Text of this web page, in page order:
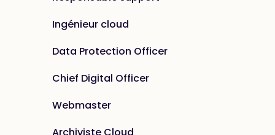
Ingénieur cloud
Data Protection Officer
Chief Digital Officer
Webmaster